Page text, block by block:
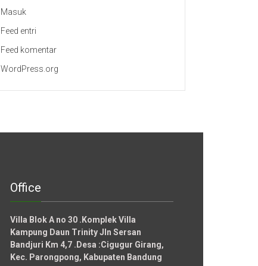
Masuk
Feed entri
Feed komentar
WordPress.org
Office
Villa Blok A no 30 .Komplek Villa
Kampung Daun Trinity Jln Sersan
Bandjuri Km 4,7 .Desa :Cigugur Girang,
Kec. Parongpong, Kabupaten Bandung